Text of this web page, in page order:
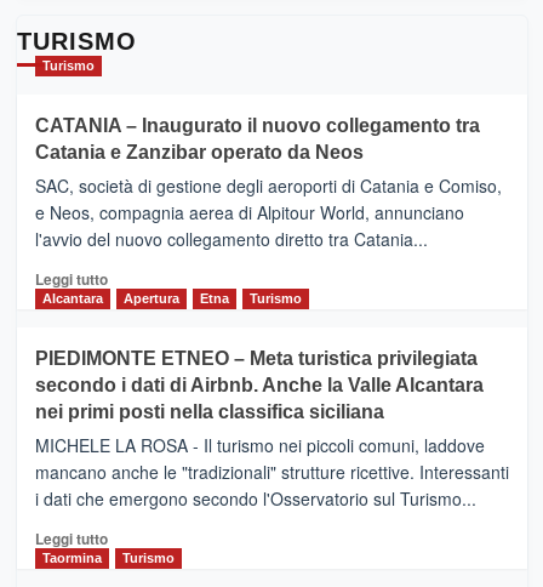
TURISMO
Turismo
CATANIA – Inaugurato il nuovo collegamento tra
Catania e Zanzibar operato da Neos
SAC, società di gestione degli aeroporti di Catania e Comiso,
e Neos, compagnia aerea di Alpitour World, annunciano
l'avvio del nuovo collegamento diretto tra Catania...
Leggi tuttoLeggi
CATANIA
–
Inaugurato
il
nuovo
collegamento
tra
e
Zanzibar
Alcantara Apertura Etna Turismo
PIEDIMONTE ETNEO – Meta turistica privilegiata
secondo i dati di Airbnb. Anche la Valle Alcantara
nei primi posti nella classifica siciliana
MICHELE LA ROSA - Il turismo nei piccoli comuni, laddove
mancano anche le "tradizionali" strutture ricettive. Interessanti
i dati che emergono secondo l'Osservatorio sul Turismo...
Leggi tuttoLeggi
Taormina Turismo